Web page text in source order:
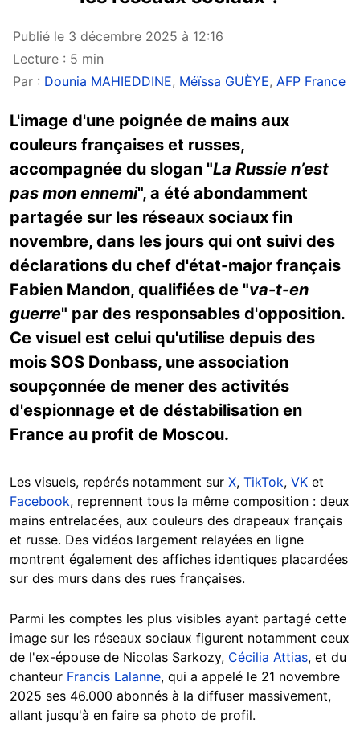
Publié le 3 décembre 2025 à 12:16
Lecture : 5 min
Par : Dounia MAHIEDDINE, Méïssa GUÈYE, AFP France
L'image d'une poignée de mains aux
couleurs françaises et russes,
accompagnée du slogan "La Russie n’est
pas mon ennemi", a été abondamment
partagée sur les réseaux sociaux fin
novembre, dans les jours qui ont suivi des
déclarations du chef d'état-major français
Fabien Mandon, qualifiées de "va-t-en
guerre" par des responsables d'opposition.
Ce visuel est celui qu'utilise depuis des
mois SOS Donbass, une association
soupçonnée de mener des activités
d'espionnage et de déstabilisation en
France au profit de Moscou.
Les visuels, repérés notamment sur X, TikTok, VK et
Facebook, reprennent tous la même composition : deux
mains entrelacées, aux couleurs des drapeaux français
et russe. Des vidéos largement relayées en ligne
montrent également des affiches identiques placardées
sur des murs dans des rues françaises.
Parmi les comptes les plus visibles ayant partagé cette
image sur les réseaux sociaux figurent notamment ceux
de l'ex-épouse de Nicolas Sarkozy, Cécilia Attias, et du
chanteur Francis Lalanne, qui a appelé le 21 novembre
2025 ses 46.000 abonnés à la diffuser massivement,
allant jusqu'à en faire sa photo de profil.